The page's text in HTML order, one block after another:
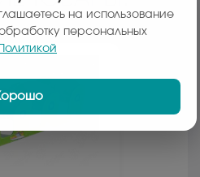
на использование
персональных
Политикой